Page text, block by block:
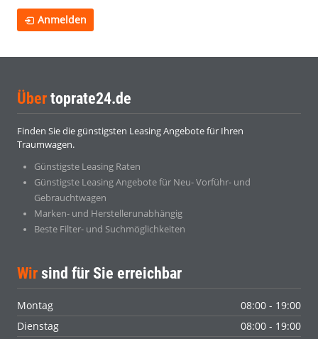
Anmelden
Über toprate24.de
Finden Sie die günstigsten Leasing Angebote für Ihren
Traumwagen.
Günstigste Leasing Raten
Günstigste Leasing Angebote für Neu- Vorführ- und
Gebrauchtwagen
Marken- und Herstellerunabhängig
Beste Filter- und Suchmöglichkeiten
Wir sind für Sie erreichbar
Montag
08:00 - 19:00
Dienstag
08:00 - 19:00